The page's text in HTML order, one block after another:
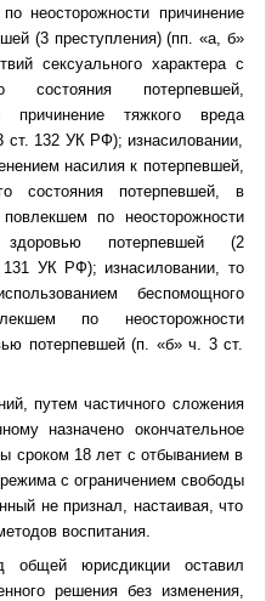
неосторожности причинение
(3 преступления) (пп. «а, б»
сексуального характера с
состояния потерпевшей,
причинение тяжкого вреда
132 УК РФ); изнасиловании,
насилия к потерпевшей,
состояния потерпевшей, в
по неосторожности
потерпевшей (2
УК РФ); изнасиловании, то
беспомощного
по неосторожности
потерпевшей (п. «б» ч. 3 ст.
путем частичного сложения
назначено окончательное
сроком 18 лет с отбыванием в
с ограничением свободы
не признал, настаивая, что
воспитания.
общей юрисдикции оставил
решения без изменения,